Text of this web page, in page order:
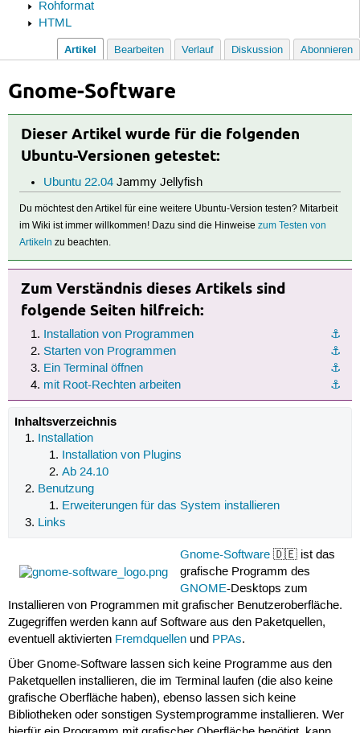
Rohformat
HTML
Artikel Bearbeiten Verlauf Diskussion Abonnieren
Gnome-Software
Dieser Artikel wurde für die folgenden
Ubuntu-Versionen getestet:
Ubuntu 22.04Jammy Jellyfish
Du möchtest den Artikel für eine weitere Ubuntu-Version testen? Mitarbeit
im Wiki ist immer willkommen! Dazu sind die Hinweisezum Testen von
Artikeln zu beachten.
Zum Verständnis dieses Artikels sind
folgende Seiten hilfreich:
⚓︎
Installation von Programmen
⚓︎
Starten von Programmen
⚓︎
Ein Terminal öffnen
⚓︎
mit Root-Rechten arbeiten
Inhaltsverzeichnis
Installation
Installation von Plugins
Ab 24.10
Benutzung
Erweiterungen für das System installieren
Links
Gnome-Software 🇩🇪 ist das
grafische Programm des
GNOME-Desktops zum
Installieren von Programmen mit grafischer Benutzeroberfläche.
Zugegriffen werden kann auf Software aus den Paketquellen,
eventuell aktivierten Fremdquellenund PPAs.
Über Gnome-Software lassen sich keine Programme aus den
Paketquellen installieren, die im Terminal laufen (die also keine
grafische Oberfläche haben), ebenso lassen sich keine
Bibliotheken oder sonstigen Systemprogramme installieren. Wer